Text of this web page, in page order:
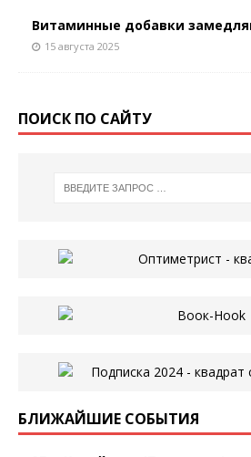
Витаминные добавки
15 августа 2025
ПОИСК ПО САЙТУ
БЛИЖАЙШИЕ СОБЫТИЯ